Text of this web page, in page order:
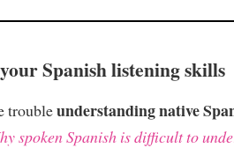
Spanish listening skills
troubleunderstanding native
spoken Spanish is difficult to